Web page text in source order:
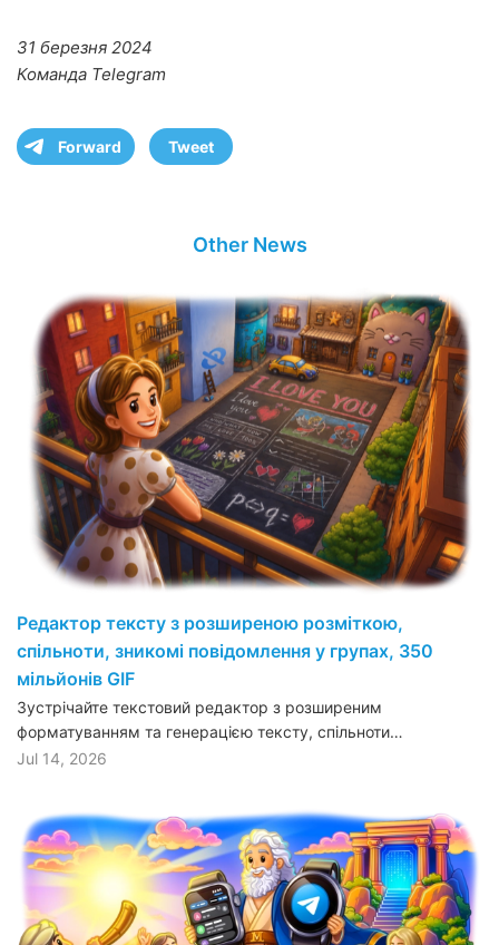
31 березня 2024
Команда Telegram
Forward Tweet
Other News
Редактор тексту з розширеною розміткою,
спільноти, зникомі повідомлення у групах, 350
мільйонів GIF
Зустрічайте текстовий редактор з розширеним
форматуванням та генерацією тексту, спільноти…
Jul 14, 2026